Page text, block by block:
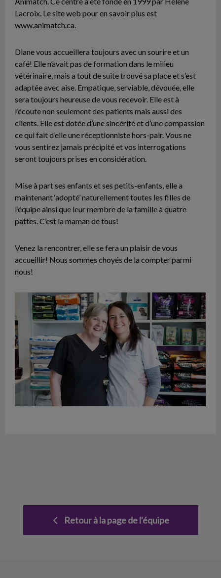
Lacroix. Le site web pour en savoir plus est
www.animatch.ca.
Diane vous accueillera toujours avec un sourire et un
café! Elle n’avait pas de formation dans le milieu
vétérinaire, mais a tout de suite trouvé sa place et s’est
adaptée avec aise. Empatique, serviable, dévouée, elle
sera toujours heureuse de vous recevoir. Elle est à
l’écoute non seulement des patients mais aussi des
clients. Elle est dotée d’une sincérité et d’une compassion
ce qui fait d’elle une réceptionniste hors-pair. Vous ne
vous sentirez jamais précipité et vos interrogations
seront toujours prises en considération.
Mise à part ses enfants et ses petits-enfants, elle a
maintenant ‘adopté’ naturellement toutes les filles de
l’équipe ainsi que leur membre de la famille à quatre
pattes. C’est la maman de tous!
Venez la rencontrer, elle se fera un plaisir de vous
accueillir! Nous sommes choyés de la compter parmi
nous!
Retour à la page de l'équipe